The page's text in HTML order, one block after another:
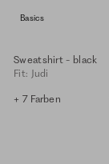
Basics
Sweatshirt - black
Fit: Judi
+ 7 Farben